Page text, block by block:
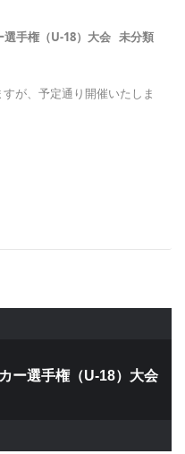
選手権（U-18）大会 未分類
が、予定通り開催いたしま
ー選手権（U-18）大会